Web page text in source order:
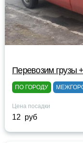
Перевозим грузы
ПО ГОРОДУ
Цена посадки
12 руб